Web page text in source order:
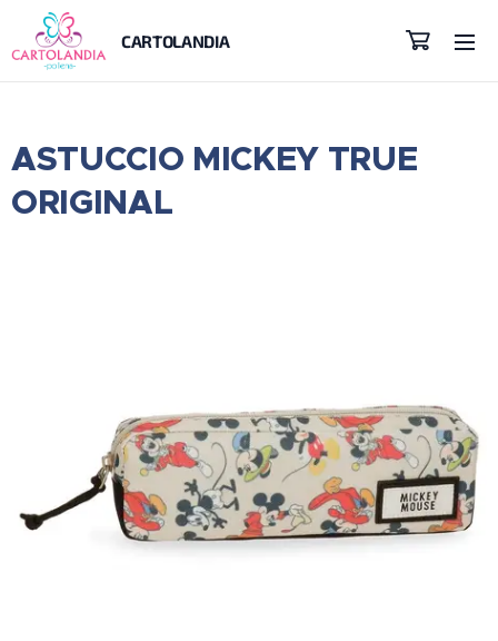
CARTOLANDIA
ASTUCCIO MICKEY TRUE
ORIGINAL